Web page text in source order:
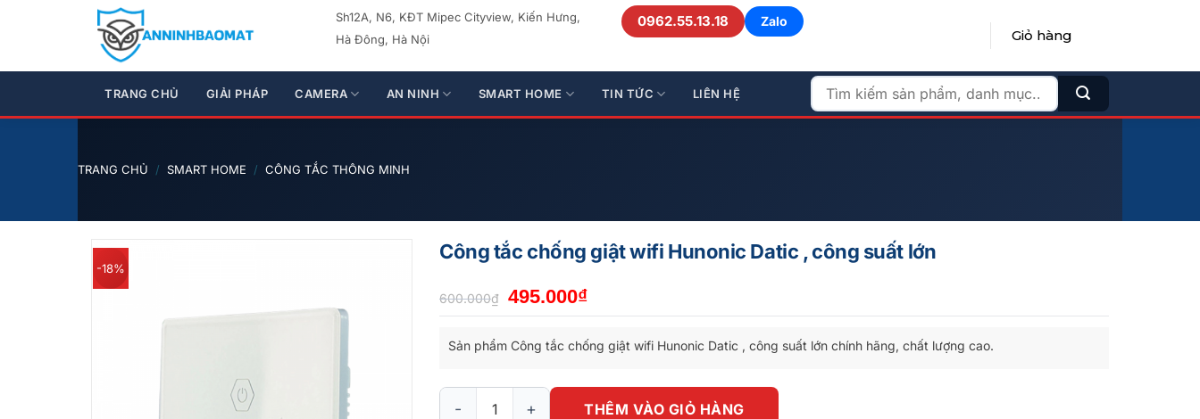
dung
Sh12A, N6, KĐT Mipec Cityview, Kiến Hưng,
Hà Đông, Hà Nội
0962.55.13.18 Zalo
Giỏ hàng
TRANG CHỦ GIẢI PHÁP CAMERA AN NINH SMART HOME TIN TỨC LIÊN HỆ
Tìm
kiếm:
TRANG CHỦ / SMART HOME / CÔNG TẮC THÔNG MINH
-18%
Công tắc chống giật wifi Hunonic Datic , công suất lớn
600.000₫
Giá
gốc
là:
495.000₫Giá
hiện
tại
495.000₫.
Sản phẩm Công tắc chống giật wifi Hunonic Datic , công suất lớn chính hãng, chất lượng cao.
Công tắc chống giật wifi Hunonic Datic , công suất lớn số lượng
THÊM VÀO GIỎ HÀNG